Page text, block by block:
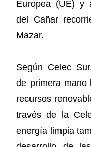
Europea (UE) y
del Cañar
Mazar.
Según Celec
de primera mano
recursos
través de la
energía limpia